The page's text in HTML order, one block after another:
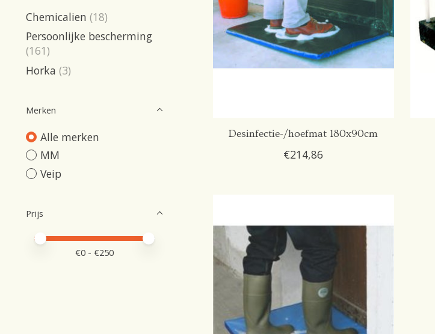
Chemicalien (18)
Persoonlijke bescherming
(161)
Horka (3)
Merken
Alle merken
MM
Veip
Prijs
Minimale prijswaarde
Price maximum value
€0 - €250
Desinfectie-/hoefmat 180x90cm
€214,86